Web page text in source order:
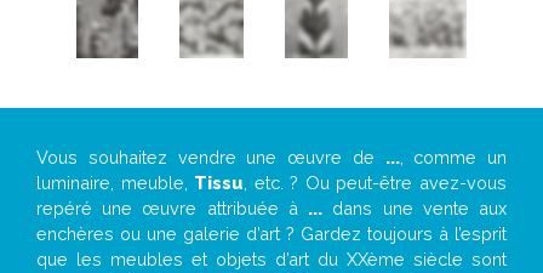
Vous souhaitez vendre une œuvre de ..., comme un
luminaire, meuble, Tissu , etc. ? Ou peut-être avez-vous
repéré une œuvre attribuée à ... dans une vente aux
enchères ou une galerie d’art ? Gardez toujours à l’esprit
que les meubles et objets d’art du XXème siècle sont